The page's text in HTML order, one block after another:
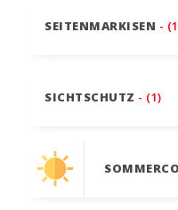
SEITENMARKISEN -
SICHTSCHUTZ - (1)